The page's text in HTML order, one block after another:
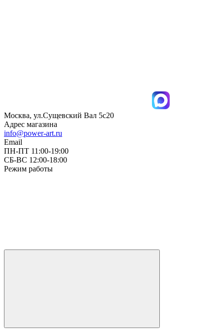
Москва, ул.Сущевский Вал 5с20
Адрес магазина
info@power-art.ru
Email
ПН-ПТ 11:00-19:00
СБ-ВС 12:00-18:00
Режим работы